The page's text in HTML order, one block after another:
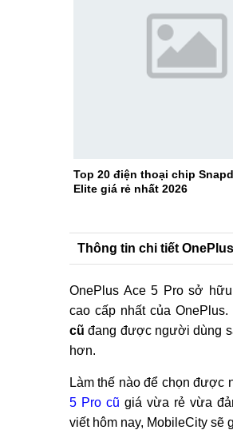
Top 20 điện thoại chip
Elite giá rẻ nhất 2026
Thông tin chi tiết
OnePlus Ace 5 Pro sở
cao cấp nhất của OnePlus.
cũ đang được người dùng
hơn.
Làm thế nào để chọn được
5 Pro cũ giá vừa rẻ vừa
viết hôm nay, MobileCity sẽ